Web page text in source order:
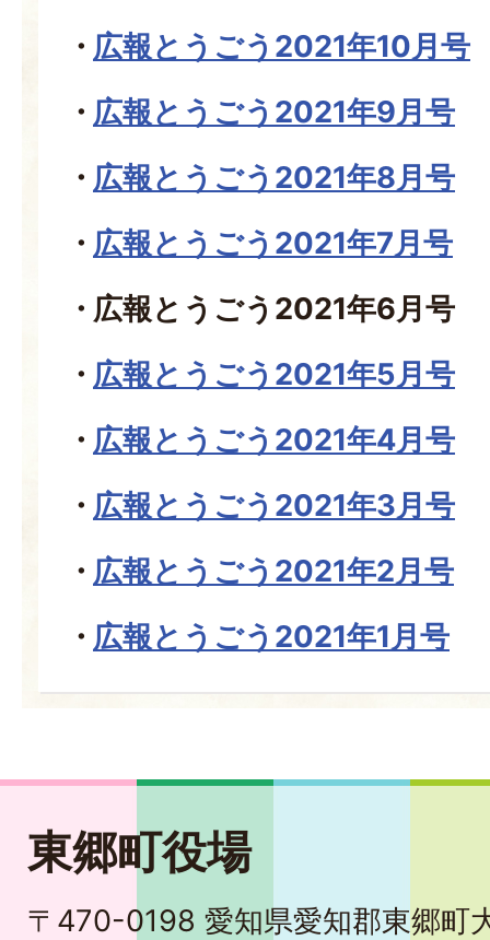
広報とうごう2021年10月号
広報とうごう2021年9月号
広報とうごう2021年8月号
広報とうごう2021年7月号
広報とうごう2021年6月号
広報とうごう2021年5月号
広報とうごう2021年4月号
広報とうごう2021年3月号
広報とうごう2021年2月号
広報とうごう2021年1月号
東郷町役場
〒470-0198 愛知県愛知郡東郷町